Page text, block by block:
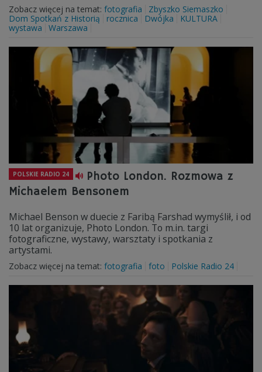
Zobacz więcej na temat: fotografia
Zbyszko Siemaszko
Dom Spotkań z Historią
rocznica Dwójka
KULTURA
wystawa
Warszawa
POLSKIE RADIO 24
Photo London. Rozmowa z
Michaelem Bensonem
Michael Benson w duecie z Faribą Farshad wymyślił, i od
10 lat organizuje, Photo London. To m.in. targi
fotograficzne, wystawy, warsztaty i spotkania z
artystami.
Zobacz więcej na temat: fotografia foto Polskie Radio 24